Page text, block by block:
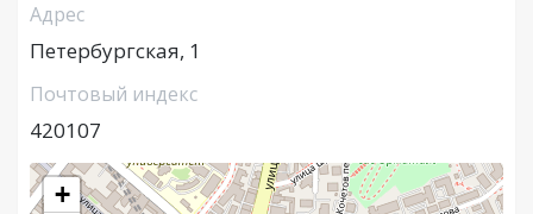
Адрес
Петербургская, 1
Почтовый индекс
420107
+